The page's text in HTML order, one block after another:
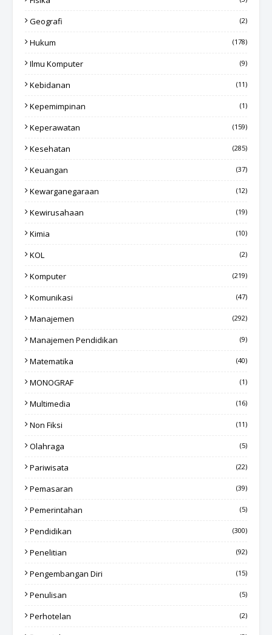
Geografi (2)
Hukum (178)
Ilmu Komputer (9)
Kebidanan (11)
Kepemimpinan (1)
Keperawatan (159)
Kesehatan (285)
Keuangan (37)
Kewarganegaraan (12)
Kewirusahaan (19)
Kimia (10)
KOL (2)
Komputer (219)
Komunikasi (47)
Manajemen (292)
Manajemen Pendidikan (9)
Matematika (40)
MONOGRAF (1)
Multimedia (16)
Non Fiksi (11)
Olahraga (5)
Pariwisata (22)
Pemasaran (39)
Pemerintahan (5)
Pendidikan (300)
Penelitian (92)
Pengembangan Diri (15)
Penulisan (5)
Perhotelan (2)